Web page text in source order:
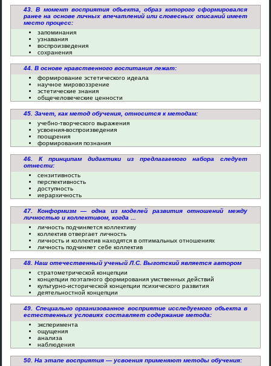
43. В момент восприятия объекта, образ которого сформировался
ранее на основе личных впечатлений или словесных описаний имеет
место процесс:
запоминания
узнавания
воспроизведения
сохранения
44. В основе нравственного воспитания лежат:
формирование эстетического идеала
научное мировоззрение
эстетические знания
общечеловеческие ценности
45. Зачет, как метод обучения, относится к методам:
учебно-творческого выражения
усвоения-воспроизведения
поощрения
формирования познания
46. К принципам дидактики из предлагаемого набора следует
отнести:
сензитивность
перспективность
доступность
иерархичность
47. Конформизм — одна из моделей развития отношений между
личностью и коллективом, когда ...
личность подчиняется коллективу
коллектив отвергает личность
личность и коллектив находятся в оптимальных отношениях
личность подчиняет себе коллектив
48. Наш отечественный ученый Л.С. Выготский является автором
стратометрической концепции
концепции поэтапного формирования умственных действий
культурно-исторической концепции психического развития
деятельностной концепции
49. Специально организованное восприятие исследуемого объекта в
естественных условиях составляет содержание метода:
эксперимента
ощущения
анализа
наблюдения
50. На этапе восприятия — усвоения применяют методы обучения: